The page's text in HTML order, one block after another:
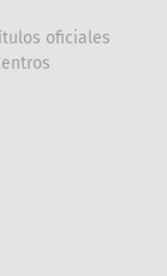
oficiales